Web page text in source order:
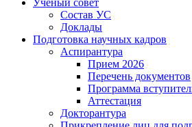
Состав УС
Доклады
Подготовка научных кадров
Аспирантура
Прием 2026
Перечень документов
Программа
Аттестация
Докторантура